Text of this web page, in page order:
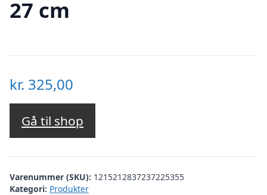
27 cm
kr. 325,00
Gå til shop
Varenummer (SKU): 1215212837237225355
Kategori: Produkter